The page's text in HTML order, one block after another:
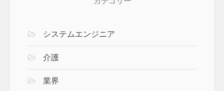
システムエンジニア
介護
業界